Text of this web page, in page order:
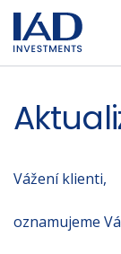
Přejít na hlavní
Vážení klienti,
oznamujeme